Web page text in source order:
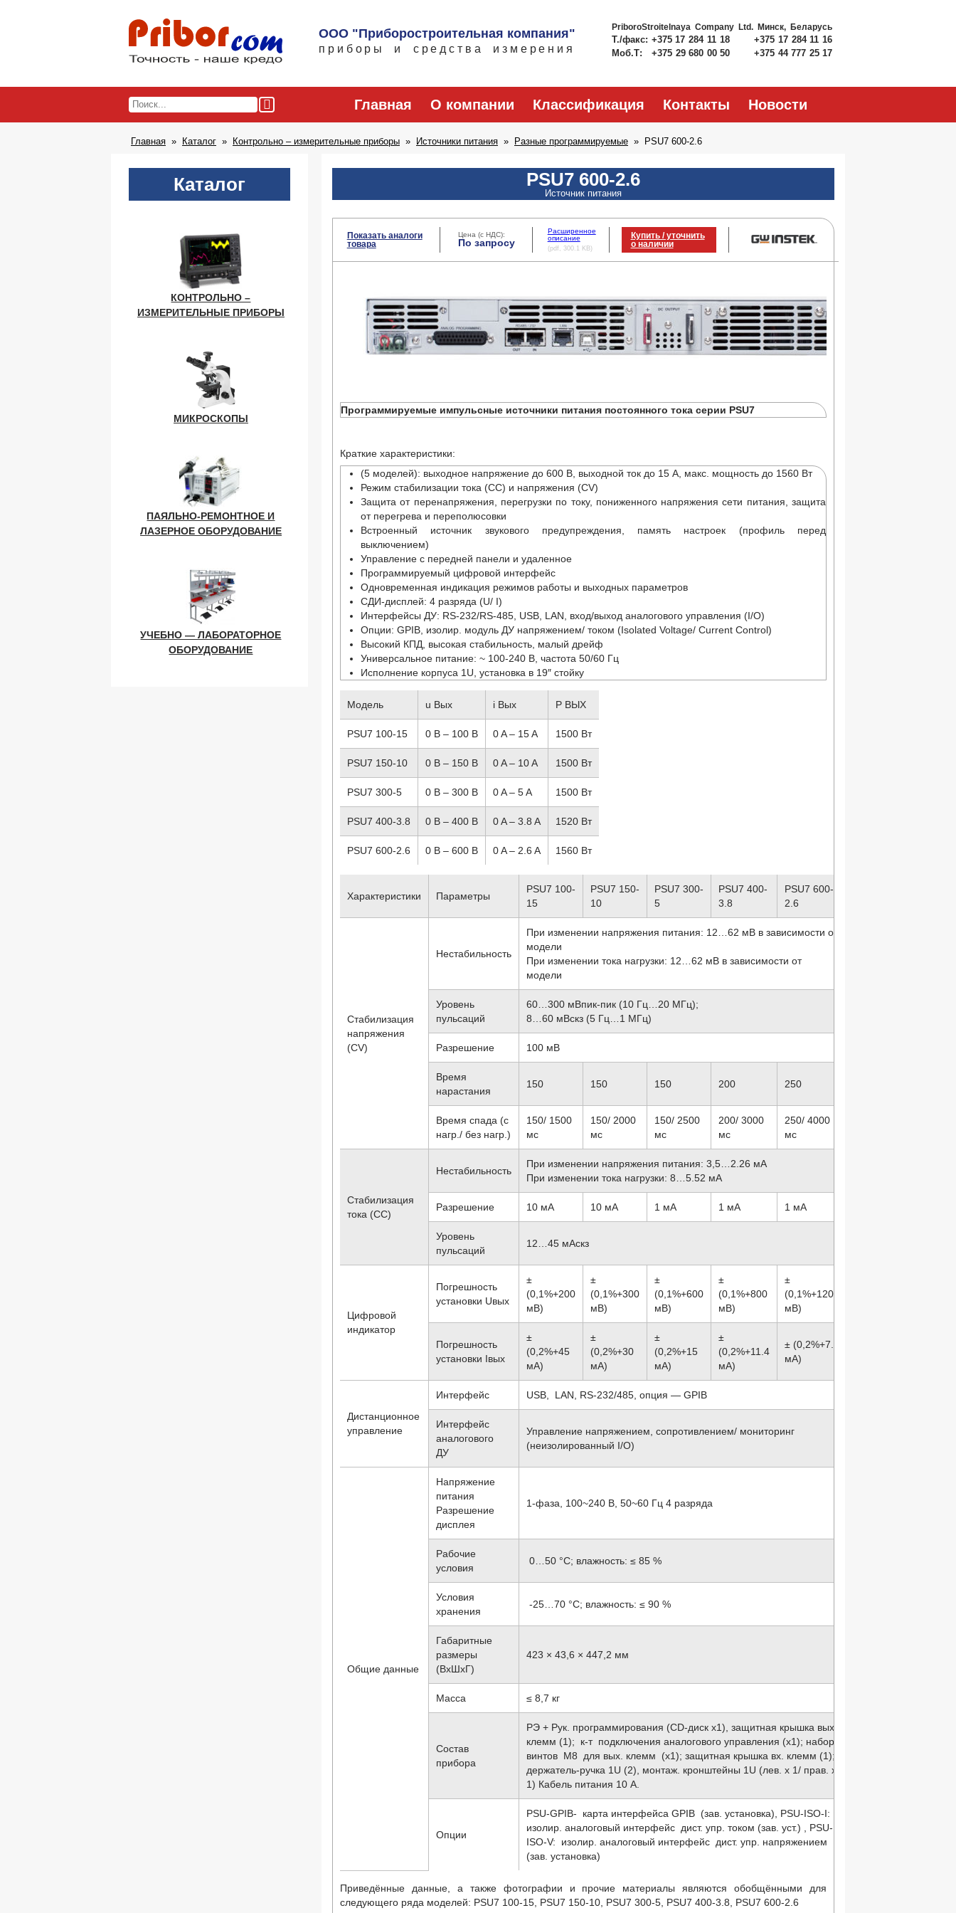
ООО "Приборостроительная компания"
приборы и средства измерения
PriboroStroitelnaya Company Ltd. Минск, Беларусь
Т./факс: +375 17 284 11 18
+375 17 284 11 16
Моб.Т:
+375 29 680 00 50 +375 44 777 25 17
Главная О компании Классификация Контакты Новости
Главная Каталог Контрольно – измерительные приборы Источники питания Разные программируемые PSU7 600-2.6
Каталог
КОНТРОЛЬНО –
ИЗМЕРИТЕЛЬНЫЕ ПРИБОРЫ
МИКРОСКОПЫ
ПАЯЛЬНО-РЕМОНТНОЕ И
ЛАЗЕРНОЕ ОБОРУДОВАНИЕ
УЧЕБНО — ЛАБОРАТОРНОЕ
ОБОРУДОВАНИЕ
PSU7 600-2.6
Источник питания
Показать аналоги
товара
Цена (с НДС):
По запросу
Расширенное
описание
(pdf, 300.1 KB)
Купить / уточнить
о наличии
Программируемые импульсные источники питания постоянного тока серии PSU7
Краткие характеристики:
(5 моделей): выходное напряжение до 600 В, выходной ток до 15 А, макс. мощность до 1560 Вт
Режим стабилизации тока (СС) и напряжения (CV)
Защита от перенапряжения, перегрузки по току, пониженного напряжения сети питания, защита
от перегрева и переполюсовки
Встроенный источник звукового предупреждения, память настроек (профиль перед
выключением)
Управление с передней панели и удаленное
Программируемый цифровой интерфейс
Одновременная индикация режимов работы и выходных параметров
СДИ-дисплей: 4 разряда (U/ I)
Интерфейсы ДУ: RS-232/RS-485, USB, LAN, вход/выход аналогового управления (I/O)
Опции: GPIB, изолир. модуль ДУ напряжением/ током (Isolated Voltage/ Current Control)
Высокий КПД, высокая стабильность, малый дрейф
Универсальное питание: ~ 100-240 В, частота 50/60 Гц
Исполнение корпуса 1U, установка в 19″ стойку
Модель u Вых i Вых P ВЫХ
PSU7 100-15 0 B – 100 B 0 A – 15 A 1500 Вт
PSU7 150-10 0 B – 150 B 0 A – 10 A 1500 Вт
PSU7 300-5 0 B – 300 B 0 A – 5 A 1500 Вт
PSU7 400-3.8 0 B – 400 B 0 A – 3.8 A 1520 Вт
PSU7 600-2.6 0 B – 600 B 0 A – 2.6 A 1560 Вт
Характеристики Параметры
PSU7 100-
15
PSU7 150-
10
PSU7 300-
5
PSU7 400-
3.8
PSU7 600-
2.6
Стабилизация
напряжения
(CV)
Нестабильность
При изменении напряжения питания: 12…62 мВ в зависимости от
модели
При изменении тока нагрузки: 12…62 мВ в зависимости от
модели
Уровень
пульсаций
60…300 мВпик-пик (10 Гц…20 МГц);
8…60 мВскз (5 Гц…1 МГц)
Разрешение 100 мВ
Время
нарастания
150 150 150 200 250
Время спада (с
нагр./ без нагр.)
150/ 1500
мс
150/ 2000
мс
150/ 2500
мс
200/ 3000
мс
250/ 4000
мс
Стабилизация
тока (CC)
Нестабильность
При изменении напряжения питания: 3,5…2.26 мА
При изменении тока нагрузки: 8…5.52 мА
Разрешение 10 мА 10 мА 1 мА 1 мА 1 мА
Уровень
пульсаций
12…45 мАскз
Цифровой
индикатор
Погрешность
установки Uвых
±
(0,1%+200
мВ)
±
(0,1%+300
мВ)
±
(0,1%+600
мВ)
±
(0,1%+800
мВ)
±
(0,1%+1200
мВ)
Погрешность
установки Iвых
±
(0,2%+45
мА)
±
(0,2%+30
мА)
±
(0,2%+15
мА)
±
(0,2%+11.4
мА)
± (0,2%+7.8
мА)
Дистанционное
управление
Интерфейс USB, LAN, RS-232/485, опция — GPIB
Интерфейс
аналогового
ДУ
Управление напряжением, сопротивлением/ мониторинг
(неизолированный I/O)
Общие данные
Напряжение
питания
Разрешение
дисплея
1-фаза, 100~240 В, 50~60 Гц 4 разряда
Рабочие
условия
0…50 °C; влажность: ≤ 85 %
Условия
хранения
-25…70 °С; влажность: ≤ 90 %
Габаритные
размеры
(ВхШхГ)
423 × 43,6 × 447,2 мм
Масса ≤ 8,7 кг
Состав
прибора
РЭ + Рук. программирования (CD-диск х1), защитная крышка вых.
клемм (1); к-т подключения аналогового управления (х1); набор
винтов M8 для вых. клемм (х1); защитная крышка вх. клемм (1);
держатель-ручка 1U (2), монтаж. кронштейны 1U (лев. x 1/ прав. x
1) Кабель питания 10 А.
Опции
PSU-GPIB- карта интерфейса GPIB (зав. установка), PSU-ISO-I:
изолир. аналоговый интерфейс дист. упр. током (зав. уст.) , PSU-
ISO-V: изолир. аналоговый интерфейс дист. упр. напряжением
(зав. установка)
Приведённые данные, а также фотографии и прочие материалы являются обобщёнными для
следующего ряда моделей: PSU7 100-15, PSU7 150-10, PSU7 300-5, PSU7 400-3.8, PSU7 600-2.6